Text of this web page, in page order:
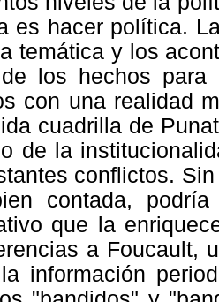
es hacer política.
temática y los
los hechos para
con una realidad
cuadrilla de
de la
conflictos.
contada,
que la
a Foucault,
información